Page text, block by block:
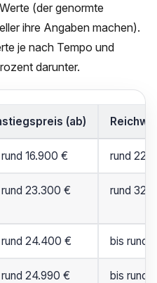
(der genormte
ihre Angaben machen).
je nach Tempo und
darunter.
(ab)
16.900 € rund 220
23.300 € rund 320
24.400 € bis rund
24.990 € bis rund